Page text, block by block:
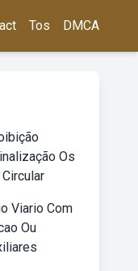
Tos DMCA
Os
Viario Com
Ou